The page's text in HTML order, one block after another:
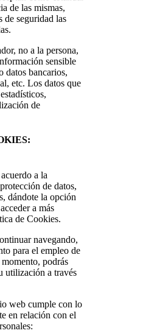
de las mismas,
de seguridad las
no a la persona,
sensible
datos bancarios,
etc. Los datos que
de
a la
de datos,
dándote la opción
a más
de Cookies.
navegando,
para el empleo de
podrás
utilización a través
web cumple con lo
en relación con el